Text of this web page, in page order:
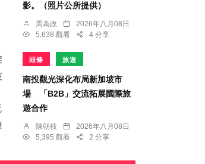
影。（照片公所提供）
周為政
2026年八月08日
5,638 觀看
4 分享
頭條 旅遊
南投觀光深化布局新加坡市
場 「B2B」交流拓展國際旅
遊合作
陳朝枝
2026年八月08日
5,395 觀看
2 分享